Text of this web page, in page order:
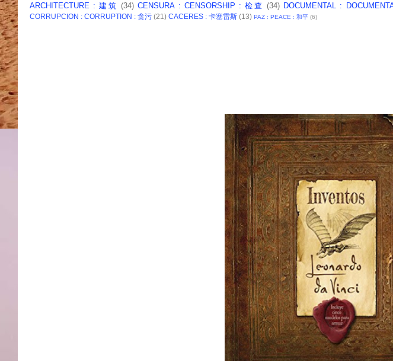
ARCHITECTURE : 建筑 (34) CENSURA : CENSORSHIP : 检查 (34) DOCUMENTAL :
CORRUPCION : CORRUPTION : 贪污 (21) CACERES : 卡塞雷斯 (13) PAZ : PEACE : 和平 (6)